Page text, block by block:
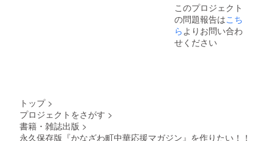
このプロジェクト
の問題報告はこち
ら よりお問い合わ
せください
トップ >
プロジェクトをさがす >
書籍・雑誌出版 >
永久保存版『かなざわ町中華応援マガジン』を作りたい！！